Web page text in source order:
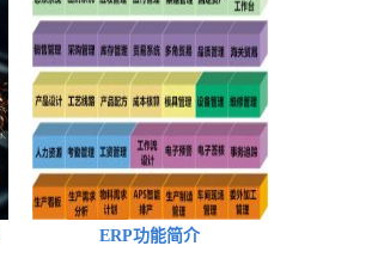
ERP功能简介